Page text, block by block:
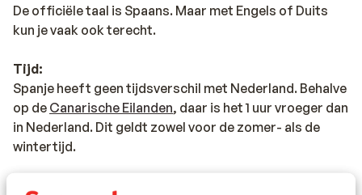
De officiële taal is Spaans. Maar met Engels of Duits
kun je vaak ook terecht.
Tijd:
Spanje heeft geen tijdsverschil met Nederland. Behalve
op de Canarische Eilanden, daar is het 1 uur vroeger dan
in Nederland. Dit geldt zowel voor de zomer- als de
wintertijd.